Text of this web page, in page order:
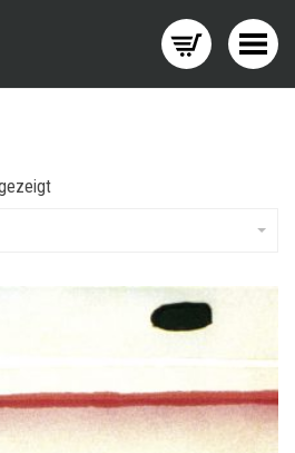
Menü wechseln